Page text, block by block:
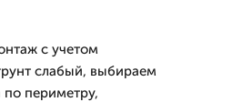
с учетом
слабый, выбираем
по периметру,